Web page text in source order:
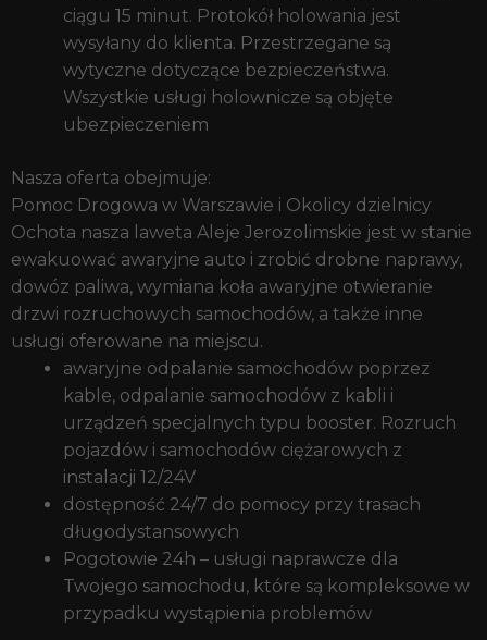
ciągu 15 minut. Protokół holowania jest
wysyłany do klienta. Przestrzegane są
wytyczne dotyczące bezpieczeństwa.
Wszystkie usługi holownicze są objęte
ubezpieczeniem
Nasza oferta obejmuje:
Pomoc Drogowa w Warszawie i Okolicy dzielnicy
Ochota nasza laweta Aleje Jerozolimskie jest w stanie
ewakuować awaryjne auto i zrobić drobne naprawy,
dowóz paliwa, wymiana koła awaryjne otwieranie
drzwi rozruchowych samochodów, a także inne
usługi oferowane na miejscu.
awaryjne odpalanie samochodów poprzez
kable, odpalanie samochodów z kabli i
urządzeń specjalnych typu booster. Rozruch
pojazdów i samochodów ciężarowych z
instalacji 12/24V
dostępność 24/7 do pomocy przy trasach
długodystansowych
Pogotowie 24h – usługi naprawcze dla
Twojego samochodu, które są kompleksowe w
przypadku wystąpienia problemów